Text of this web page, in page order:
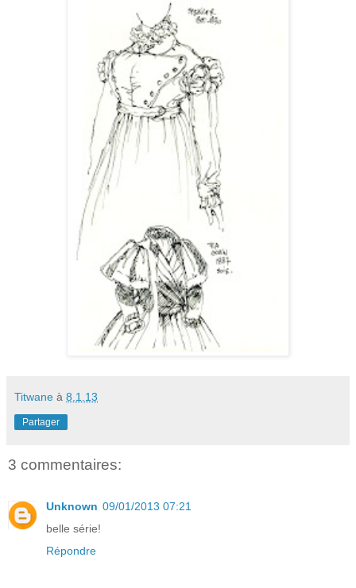
Titwane à 8.1.13
Partager
3 commentaires:
Unknown 09/01/2013 07:21
belle série!
Répondre